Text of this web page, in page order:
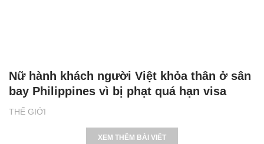
THẾ GIỚI
Nữ hành khách người Việt khỏa thân ở sân
bay Philippines vì bị phạt quá hạn visa
XEM THÊM BÀI VIẾT